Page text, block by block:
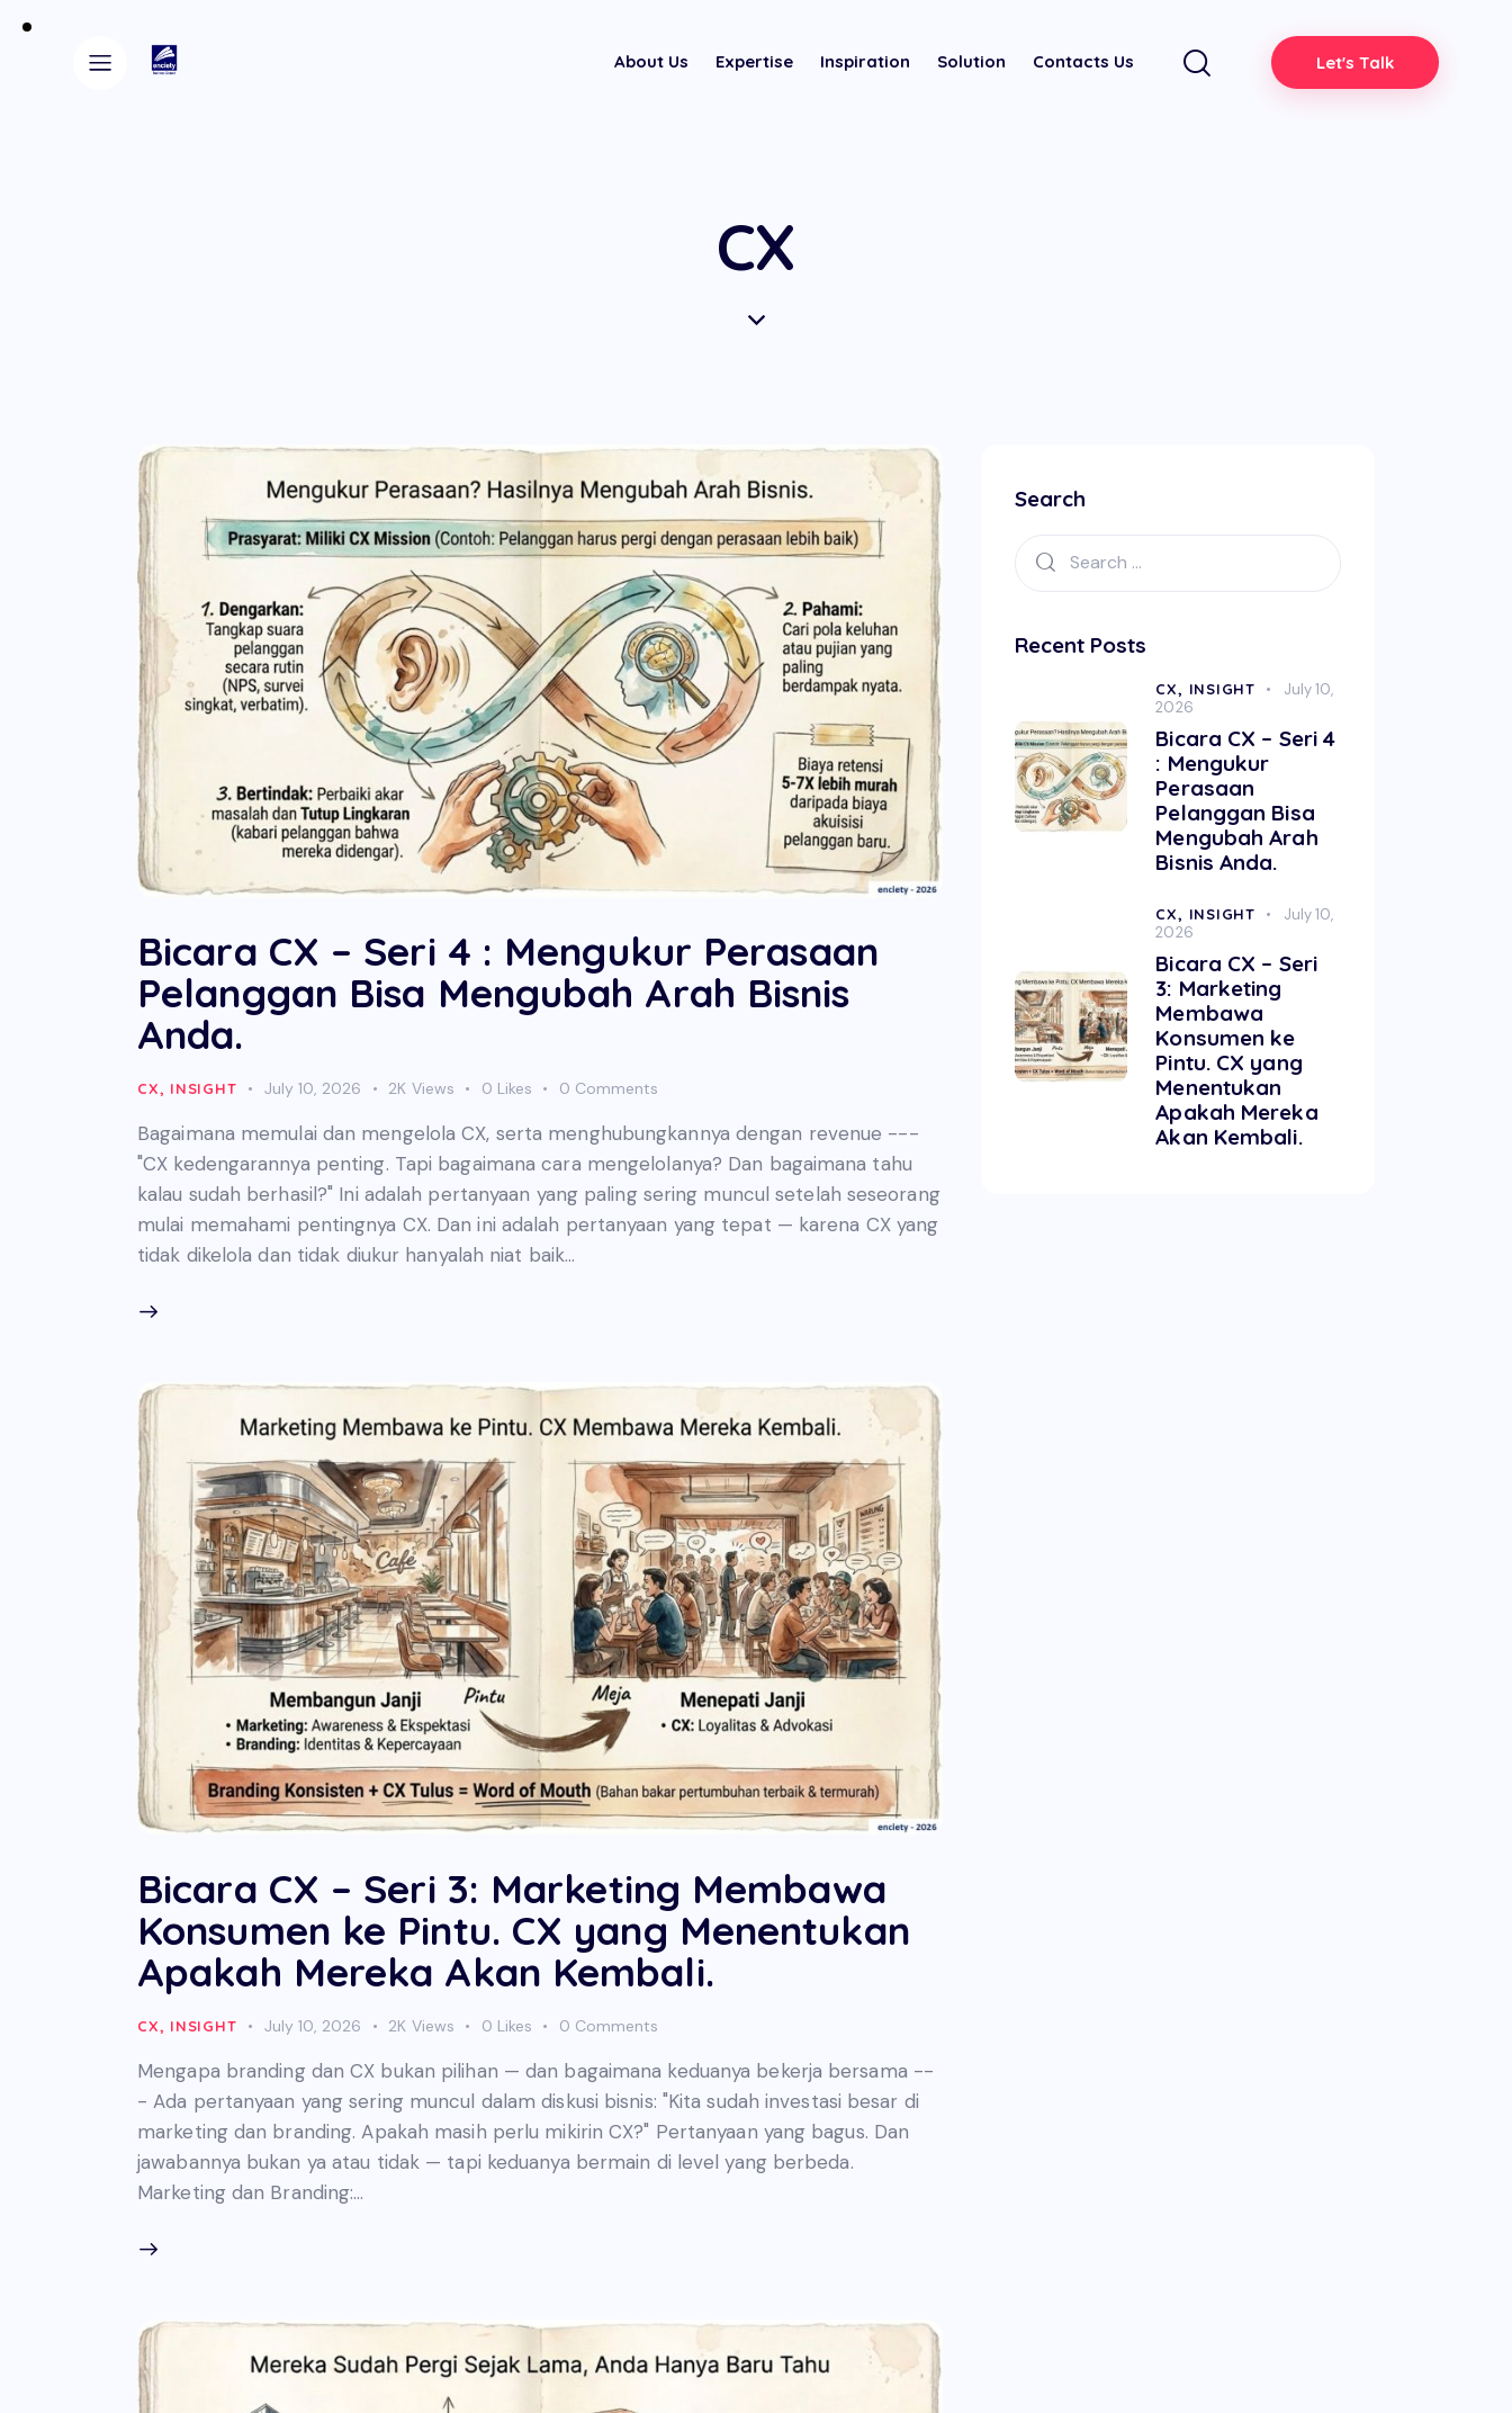
About Us Expertise Inspiration Solution Contacts Us Let's Talk
CX
Bicara CX – Seri 4 : Mengukur Perasaan
Pelanggan Bisa Mengubah Arah Bisnis
Anda.
CX, INSIGHT July 10, 2026 2K Views 0 Likes 0 Comments
Bagaimana memulai dan mengelola CX, serta menghubungkannya dengan revenue ---
"CX kedengarannya penting. Tapi bagaimana cara mengelolanya? Dan bagaimana tahu
kalau sudah berhasil?" Ini adalah pertanyaan yang paling sering muncul setelah seseorang
mulai memahami pentingnya CX. Dan ini adalah pertanyaan yang tepat — karena CX yang
tidak dikelola dan tidak diukur hanyalah niat baik…
Bicara CX – Seri 3: Marketing Membawa
Konsumen ke Pintu. CX yang Menentukan
Apakah Mereka Akan Kembali.
CX, INSIGHT July 10, 2026 2K Views 0 Likes 0 Comments
Mengapa branding dan CX bukan pilihan — dan bagaimana keduanya bekerja bersama --
- Ada pertanyaan yang sering muncul dalam diskusi bisnis: "Kita sudah investasi besar di
marketing dan branding. Apakah masih perlu mikirin CX?" Pertanyaan yang bagus. Dan
jawabannya bukan ya atau tidak — tapi keduanya bermain di level yang berbeda.
Marketing dan Branding:…
Search
Recent Posts
CX, INSIGHT
July 10,
2026
Bicara CX – Seri 4
: Mengukur
Perasaan
Pelanggan Bisa
Mengubah Arah
Bisnis Anda.
CX, INSIGHT
July 10,
2026
Bicara CX – Seri
3: Marketing
Membawa
Konsumen ke
Pintu. CX yang
Menentukan
Apakah Mereka
Akan Kembali.